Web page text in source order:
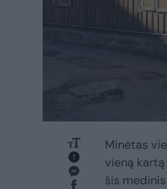
Minėtas
vieną
šis